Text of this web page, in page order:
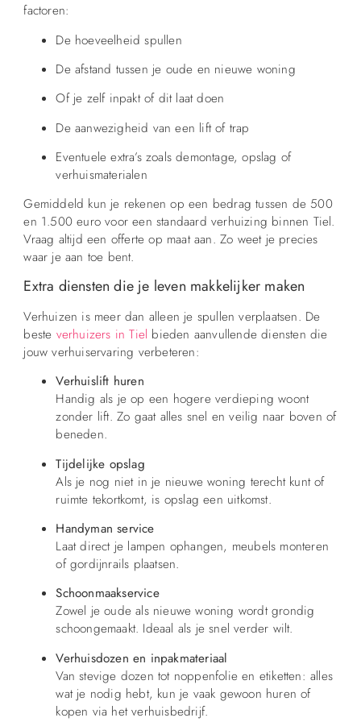
factoren:
De hoeveelheid spullen
De afstand tussen je oude en nieuwe woning
Of je zelf inpakt of dit laat doen
De aanwezigheid van een lift of trap
Eventuele extra’s zoals demontage, opslag of
verhuismaterialen
Gemiddeld kun je rekenen op een bedrag tussen de 500
en 1.500 euro voor een standaard verhuizing binnen Tiel.
Vraag altijd een offerte op maat aan. Zo weet je precies
waar je aan toe bent.
Extra diensten die je leven makkelijker maken
Verhuizen is meer dan alleen je spullen verplaatsen. De
beste verhuizers in Tiel bieden aanvullende diensten die
jouw verhuiservaring verbeteren:
Verhuislift huren
Handig als je op een hogere verdieping woont
zonder lift. Zo gaat alles snel en veilig naar boven of
beneden.
Tijdelijke opslag
Als je nog niet in je nieuwe woning terecht kunt of
ruimte tekortkomt, is opslag een uitkomst.
Handyman service
Laat direct je lampen ophangen, meubels monteren
of gordijnrails plaatsen.
Schoonmaakservice
Zowel je oude als nieuwe woning wordt grondig
schoongemaakt. Ideaal als je snel verder wilt.
Verhuisdozen en inpakmateriaal
Van stevige dozen tot noppenfolie en etiketten: alles
wat je nodig hebt, kun je vaak gewoon huren of
kopen via het verhuisbedrijf.